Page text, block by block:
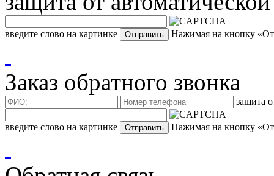
введите слово на картинке Нажимая на кнопку
Заказ обратного звонка
защита
введите слово на картинке Нажимая на кнопку